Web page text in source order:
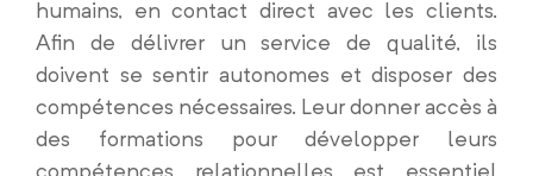
humains, en contact direct avec les clients.
Afin de délivrer un service de qualité, ils
doivent se sentir autonomes et disposer des
compétences nécessaires. Leur donner accès à
des formations pour développer leurs
compétences relationnelles est essentiel